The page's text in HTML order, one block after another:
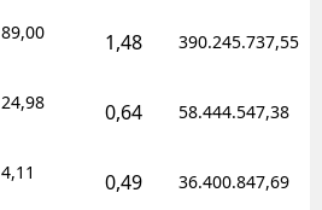
89,00 1,48 390.245.737,55
24,98 0,64 58.444.547,38
4,11 0,49 36.400.847,69